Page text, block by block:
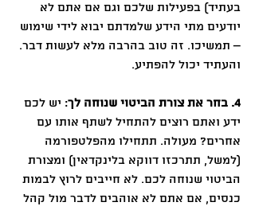
בעתיד) בפעילות שלכם וגם אם אתם לא
יודעים מתי הידע שלמדתם יבוא לידי שימוש
– תמשיכו. זה טוב בהרבה מלא לעשות דבר.
והעתיד יכול להפתיע.
4. בחר את צורת הביטוי שנוחה לך
: יש לכם
ידע ואתם רוצים להתחיל לשתף אותו עם
אחרים? מעולה. תתחילו מהפלטפורמה
(למשל, תתרכזו דווקא בלינקדאין) ומצורת
הביטוי שנוחה לכם. לא חייבים לרוץ לבמות
כנסים, אם אתם לא אוהבים לדבר מול קהל